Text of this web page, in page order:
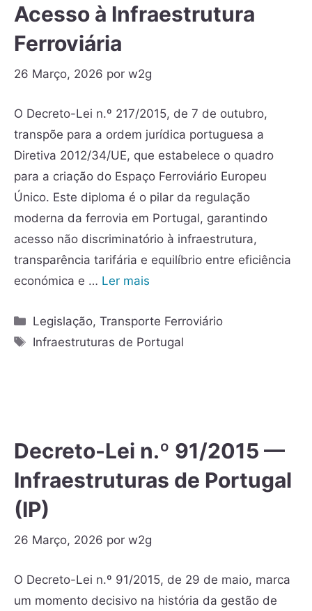
Acesso à Infraestrutura
Ferroviária
26 Março, 2026 por w2g
O Decreto-Lei n.º 217/2015, de 7 de outubro,
transpõe para a ordem jurídica portuguesa a
Diretiva 2012/34/UE, que estabelece o quadro
para a criação do Espaço Ferroviário Europeu
Único. Este diploma é o pilar da regulação
moderna da ferrovia em Portugal, garantindo
acesso não discriminatório à infraestrutura,
transparência tarifária e equilíbrio entre eficiência
económica e … Ler mais
Legislação,Transporte Ferroviário
Infraestruturas de Portugal
Decreto-Lei n.º 91/2015 —
Infraestruturas de Portugal
(IP)
26 Março, 2026 por w2g
O Decreto-Lei n.º 91/2015, de 29 de maio, marca
um momento decisivo na história da gestão de